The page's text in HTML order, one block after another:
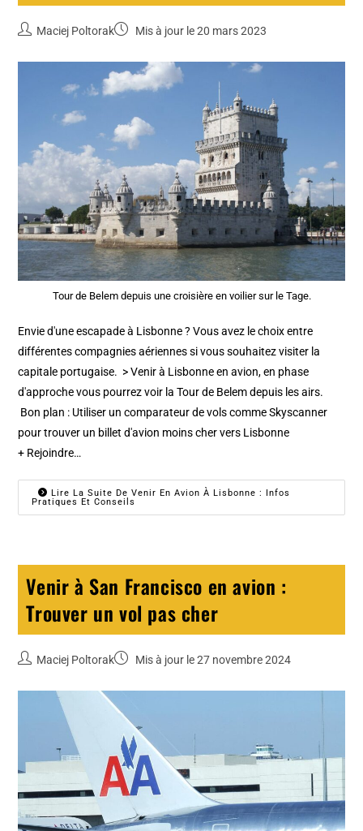
Maciej Poltorak Mis à jour le 20 mars 2023
Tour de Belem depuis une croisière en voilier sur le Tage.
Envie d'une escapade à Lisbonne ? Vous avez le choix entre
différentes compagnies aériennes si vous souhaitez visiter la
capitale portugaise. > Venir à Lisbonne en avion, en phase
d'approche vous pourrez voir la Tour de Belem depuis les airs.
Bon plan : Utiliser un comparateur de vols comme Skyscanner
pour trouver un billet d'avion moins cher vers Lisbonne
+ Rejoindre…
Lire La Suite De Venir En Avion À Lisbonne : Infos
Pratiques Et Conseils
Venir à San Francisco en avion :
Trouver un vol pas cher
Maciej Poltorak Mis à jour le 27 novembre 2024